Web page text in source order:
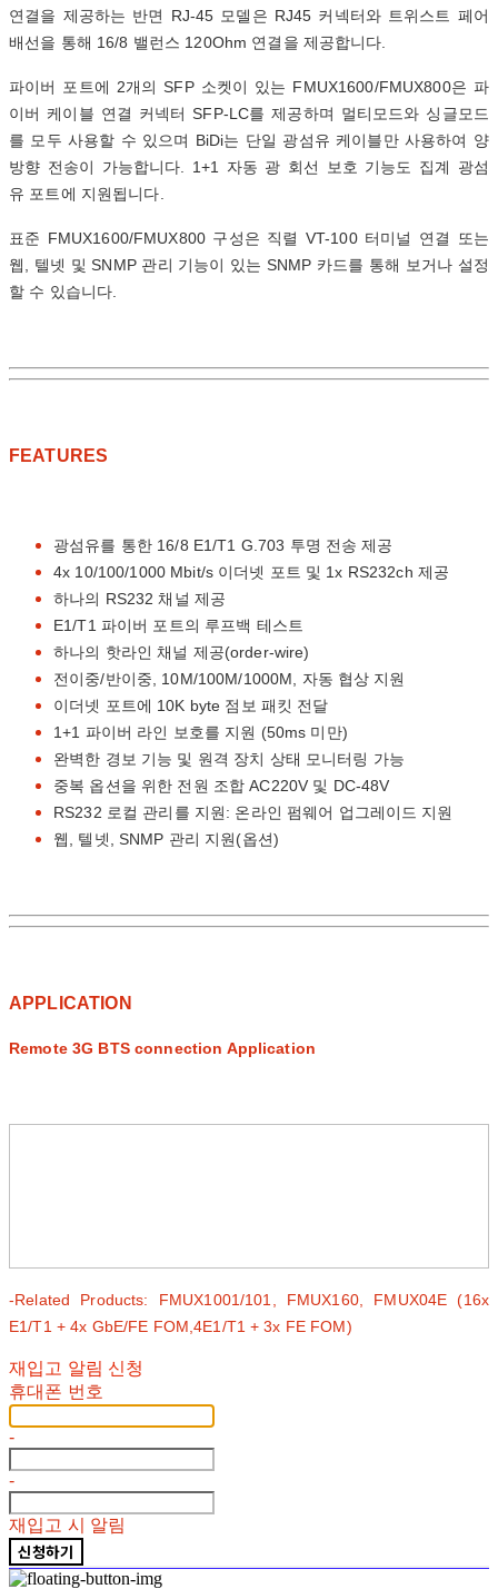
연결을 제공하는 반면 RJ-45 모델은 RJ45 커넥터와 트위스트 페어
배선을 통해 16/8 밸런스 120Ohm 연결을 제공합니다.
파이버 포트에 2개의 SFP 소켓이 있는 FMUX1600/FMUX800은 파
이버 케이블 연결 커넥터 SFP-LC를 제공하며 멀티모드와 싱글모드
를 모두 사용할 수 있으며 BiDi는 단일 광섬유 케이블만 사용하여 양
방향 전송이 가능합니다. 1+1 자동 광 회선 보호 기능도 집계 광섬
유 포트에 지원됩니다.
표준 FMUX1600/FMUX800 구성은 직렬 VT-100 터미널 연결 또는
웹, 텔넷 및 SNMP 관리 기능이 있는 SNMP 카드를 통해 보거나 설정
할 수 있습니다.
FEATURES
광섬유를 통한 16/8 E1/T1 G.703 투명 전송 제공
4x 10/100/1000 Mbit/s 이더넷 포트 및 1x RS232ch 제공
하나의 RS232 채널 제공
E1/T1 파이버 포트의 루프백 테스트
하나의 핫라인 채널 제공(order-wire)
전이중/반이중, 10M/100M/1000M, 자동 협상 지원
이더넷 포트에 10K byte 점보 패킷 전달
1+1 파이버 라인 보호를 지원 (50ms 미만)
완벽한 경보 기능 및 원격 장치 상태 모니터링 가능
중복 옵션을 위한 전원 조합 AC220V 및 DC-48V
RS232 로컬 관리를 지원: 온라인 펌웨어 업그레이드 지원
웹, 텔넷, SNMP 관리 지원(옵션)
APPLICATION
Remote 3G BTS connection Application
-Related Products: FMUX1001/101, FMUX160, FMUX04E (16x
E1/T1 + 4x GbE/FE FOM,4E1/T1 + 3x FE FOM)
재입고 알림 신청
휴대폰 번호
-
-
재입고 시 알림
신청하기